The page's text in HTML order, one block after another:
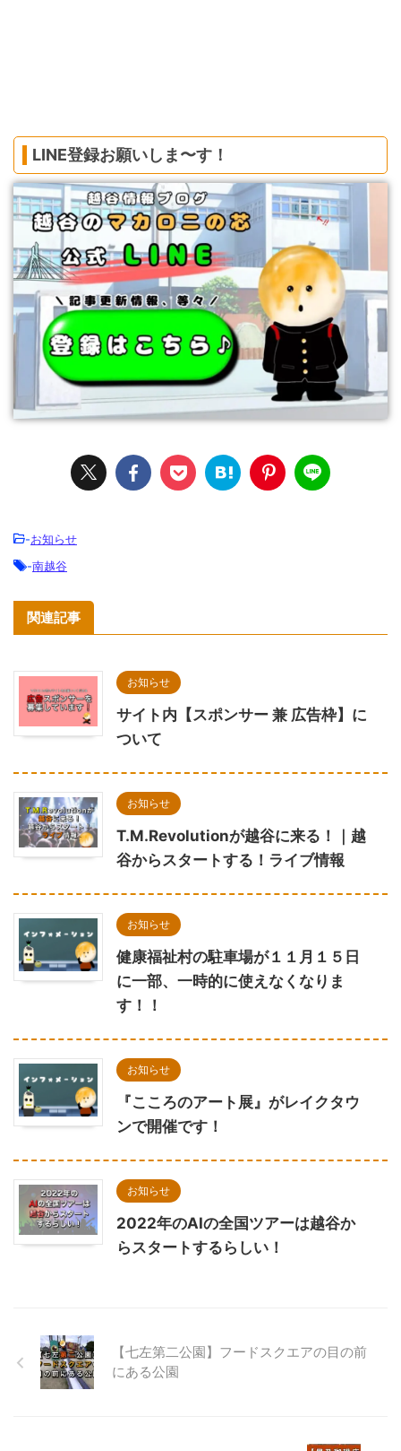
LINE登録お願いしま〜す！
-お知らせ
-南越谷
関連記事
お知らせ
サイト内【スポンサー 兼 広告枠】に
ついて
お知らせ
T.M.Revolutionが越谷に来る！｜越
谷からスタートする！ライブ情報
お知らせ
健康福祉村の駐車場が１１月１５日
に一部、一時的に使えなくなりま
す！！
お知らせ
『こころのアート展』がレイクタウ
ンで開催です！
お知らせ
2022年のAIの全国ツアーは越谷か
らスタートするらしい！
【七左第二公園】フードスクエアの目の前
にある公園